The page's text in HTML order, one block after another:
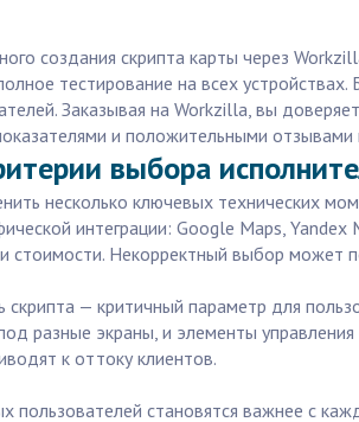
создания скрипта карты через
тестирование на всех
Заказывая на Workzilla, вы
и положительными отзывами
выбора
несколько ключевых технических
интеграции: Google Maps,
стоимости. Некорректный выбор может
— критичный параметр для
разные экраны, и элементы
к оттоку клиентов.
пользователей становятся важнее с